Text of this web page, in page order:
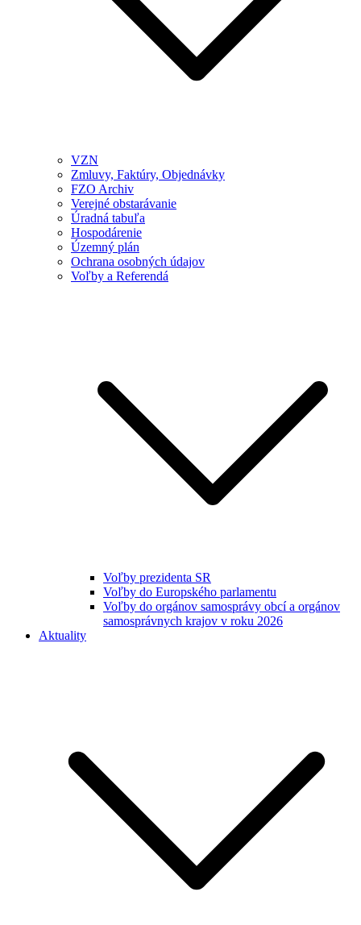
VZN
Zmluvy, Faktúry, Objednávky
FZO Archiv
Verejné obstarávanie
Úradná tabuľa
Hospodárenie
Územný plán
Ochrana osobných údajov
Voľby a Referendá
Voľby prezidenta SR
Voľby do Europského parlamentu
Voľby do orgánov samosprávy obcí a orgánov
samosprávnych krajov v roku 2026
Aktuality